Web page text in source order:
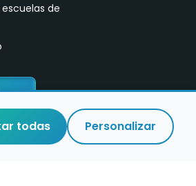
de
todas Personalizar